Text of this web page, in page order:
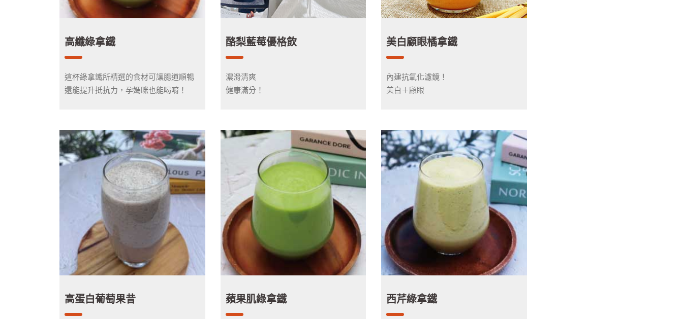
高纖綠拿鐵
這杯綠拿鐵所精選的食材可讓腸道順暢
還能提升抵抗力，孕媽咪也能喝唷！
酪梨藍莓優格飲
濃滑清爽
健康滿分！
美白顧眼橘拿鐵
內建抗氧化濾鏡！
美白＋顧眼
高蛋白葡萄果昔 蘋果肌綠拿鐵 西芹綠拿鐵